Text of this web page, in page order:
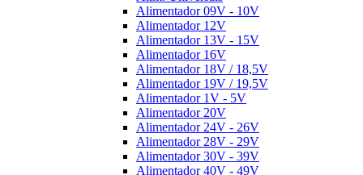
Alimentador 09V - 10V
Alimentador 12V
Alimentador 13V - 15V
Alimentador 16V
Alimentador 18V / 18,5V
Alimentador 19V / 19,5V
Alimentador 1V - 5V
Alimentador 20V
Alimentador 24V - 26V
Alimentador 28V - 29V
Alimentador 30V - 39V
Alimentador 40V - 49V